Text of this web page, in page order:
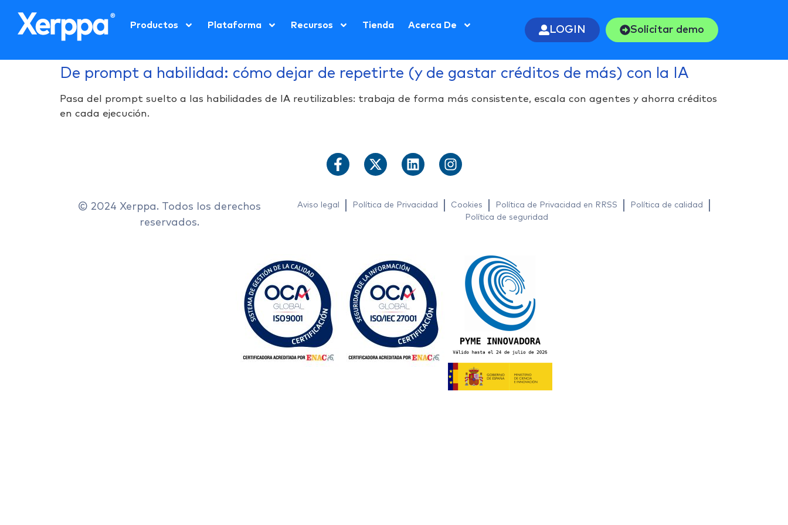
Productos Plataforma Recursos Tienda Acerca De LOGIN Solicitar demo
De prompt a habilidad: cómo dejar de repetirte (y de gastar créditos de más) con la IA
Pasa del prompt suelto a las habilidades de IA reutilizables: trabaja de forma más consistente, escala con agentes y ahorra créditos
en cada ejecución.
© 2024 Xerppa. Todos los derechos
reservados.
Aviso legal Política de Privacidad Cookies Política de Privacidad en RRSS
Política de calidad
Política de seguridad